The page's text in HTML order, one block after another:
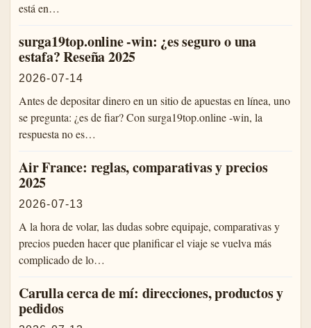
está en…
surga19top.online -win: ¿es seguro o una
estafa? Reseña 2025
2026-07-14
Antes de depositar dinero en un sitio de apuestas en línea, uno
se pregunta: ¿es de fiar? Con surga19top.online -win, la
respuesta no es…
Air France: reglas, comparativas y precios
2025
2026-07-13
A la hora de volar, las dudas sobre equipaje, comparativas y
precios pueden hacer que planificar el viaje se vuelva más
complicado de lo…
Carulla cerca de mí: direcciones, productos y
pedidos